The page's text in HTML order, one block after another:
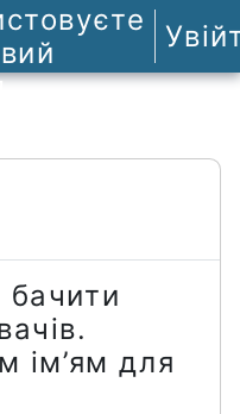
вмісту
бачити
ім’ям для